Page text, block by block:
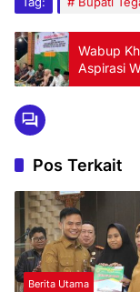
Wabup
Aspirasi
SMA
Pos Terkait
Berita Utama